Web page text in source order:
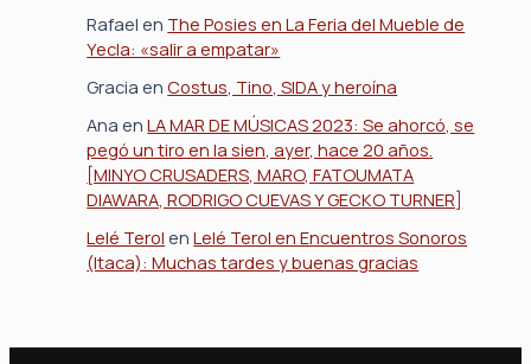
Rafael en The Posies en La Feria del Mueble de
Yecla: «salir a empatar»
Gracia enCostus, Tino, SIDA y heroína
Ana enLA MAR DE MÚSICAS 2023: Se ahorcó, se
pegó un tiro en la sien, ayer, hace 20 años.
[MINYO CRUSADERS, MARO, FATOUMATA
DIAWARA, RODRIGO CUEVAS Y GECKO TURNER]
Lelé Terol enLelé Terol en Encuentros Sonoros
(Itaca): Muchas tardes y buenas gracias